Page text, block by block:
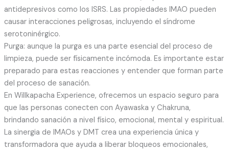
antidepresivos como los ISRS. Las propiedades IMAO pueden
causar interacciones peligrosas, incluyendo el síndrome
serotoninérgico.
Purga: aunque la purga es una parte esencial del proceso de
limpieza, puede ser físicamente incómoda. Es importante estar
preparado para estas reacciones y entender que forman parte
del proceso de sanación.
En Willkapacha Experience, ofrecemos un espacio seguro para
que las personas conecten con Ayawaska y Chakruna,
brindando sanación a nivel físico, emocional, mental y espiritual.
La sinergia de IMAOs y DMT crea una experiencia única y
transformadora que ayuda a liberar bloqueos emocionales,